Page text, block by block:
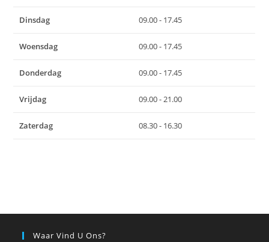
Dinsdag 09.00 - 17.45
Woensdag 09.00 - 17.45
Donderdag 09.00 - 17.45
Vrijdag 09.00 - 21.00
Zaterdag 08.30 - 16.30
Waar Vind U Ons?